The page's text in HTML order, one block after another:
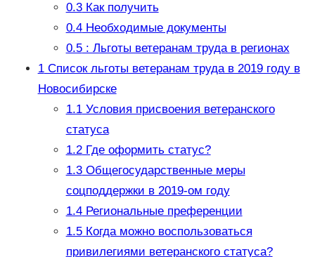
0.3Как получить
0.4Необходимые документы
0.5: Льготы ветеранам труда в регионах
1Список льготы ветеранам труда в 2019 году в
Новосибирске
1.1Условия присвоения ветеранского
статуса
1.2Где оформить статус?
1.3Общегосударственные меры
соцподдержки в 2019-ом году
1.4Региональные преференции
1.5Когда можно воспользоваться
привилегиями ветеранского статуса?